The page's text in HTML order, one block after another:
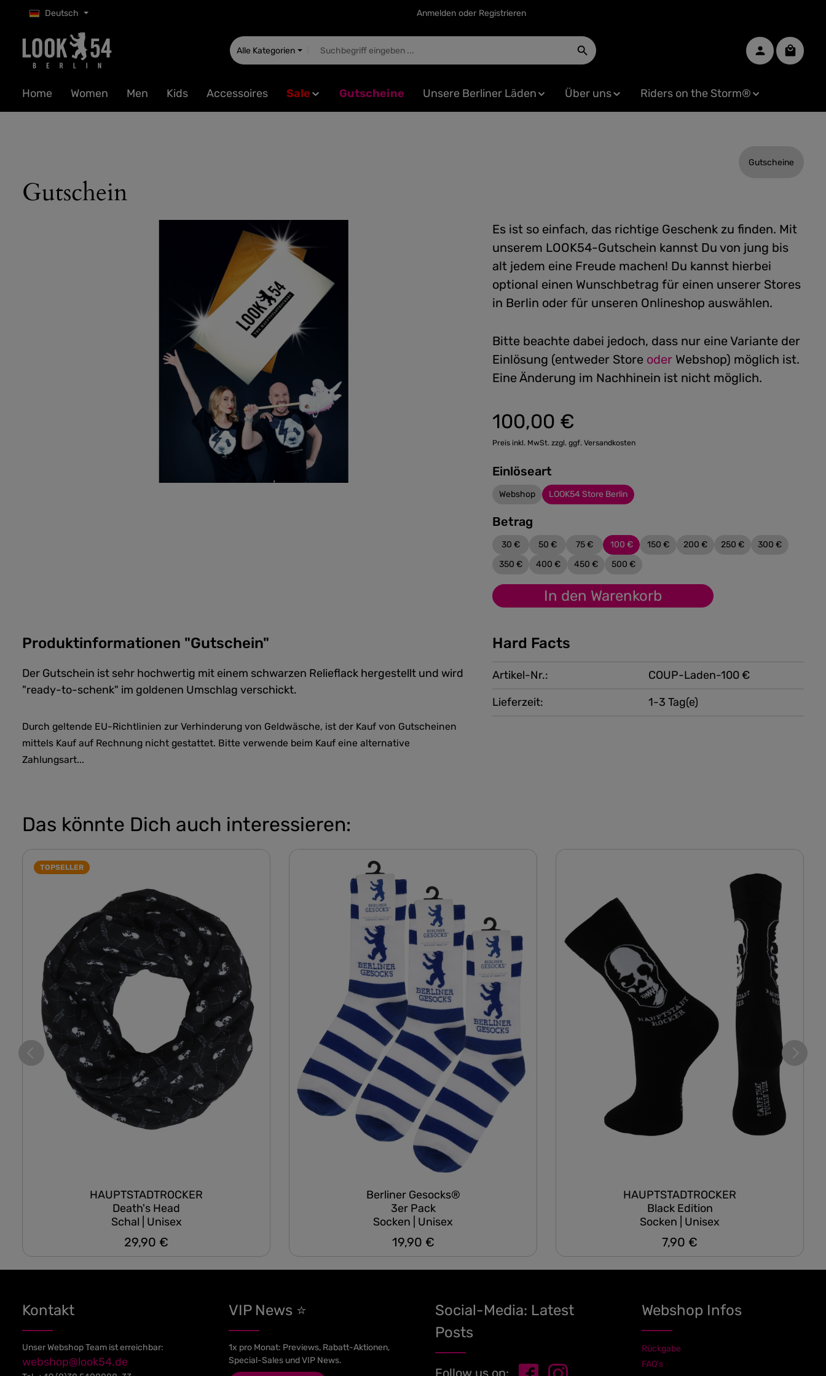
Hauptinhalt springen
Zur Suche springen
Zur Hauptnavigation springen Anmelden oder Registrieren
Deutsch
Alle Kategorien
Home Women Men Kids Accessoires Sale Gutscheine Unsere Berliner Läden Über uns Riders on the Storm®
Gutscheine
Gutschein
Es ist so einfach, das richtige Geschenk zu finden. Mit
unserem LOOK54-Gutschein kannst Du von jung bis
alt jedem eine Freude machen! Du kannst hierbei
optional einen Wunschbetrag für einen unserer Stores
in Berlin oder für unseren Onlineshop auswählen.
Bitte beachte dabei jedoch, dass nur eine Variante der
Einlösung (entweder Store oder Webshop) möglich ist.
Eine Änderung im Nachhinein ist nicht möglich.
Regulärer Preis:
100,00 €
Preis inkl. MwSt. zzgl. ggf. Versandkosten
Einlöseart
Webshop LOOK54 Store Berlin
Betrag
30 € 50 € 75 € 100 € 150 € 200 € 250 €
300 €
350 €
400 € 450 € 500 €
In den Warenkorb
Produktinformationen "Gutschein"
Der Gutschein ist sehr hochwertig mit einem schwarzen Relieflack hergestellt und wird
"ready-to-schenk" im goldenen Umschlag verschickt.
Durch geltende EU-Richtlinien zur Verhinderung von Geldwäsche, ist der Kauf von Gutscheinen
mittels Kauf auf Rechnung nicht gestattet. Bitte verwende beim Kauf eine alternative
Zahlungsart...
Hard Facts
Artikel-Nr.:
COUP-Laden-100 €
Lieferzeit:
1-3 Tag(e)
Das könnte Dich auch interessieren:
TOPSELLER
HAUPTSTADTROCKER
Death's Head
Schal | Unisex
Regulärer Preis:
29,90 €
Berliner Gesocks®
3er Pack
Socken | Unisex
Regulärer Preis:
19,90 €
HAUPTSTADTROCKER
Black Edition
Socken | Unisex
Regulärer Preis:
7,90 €
Kontakt
Unser Webshop Team ist erreichbar:
webshop@look54.de
VIP News ⭐
1x pro Monat: Previews, Rabatt-Aktionen,
Special-Sales und VIP News.
Social-Media: Latest
Posts
Follow us on:
Webshop Infos
Rückgabe
FAQ's